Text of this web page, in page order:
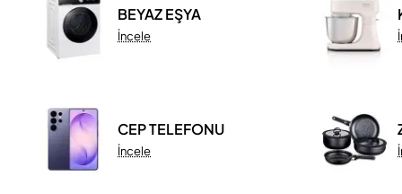
BEYAZ EŞYA
İncele
CEP TELEFONU
İncele